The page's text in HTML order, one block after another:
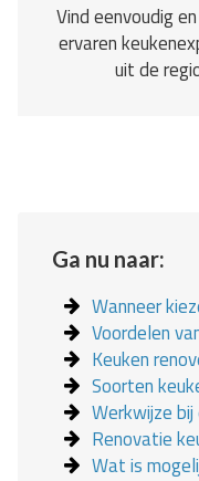
Vind eenvoudig
ervaren
uit de
Ga nu naar:
Wanneer
Voordelen
Keuken
Soorten
Werkwijze
Renovatie
Wat is